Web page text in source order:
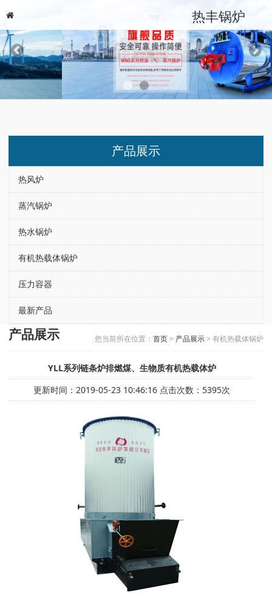
热丰锅炉
产品展示
热风炉
蒸汽锅炉
热水锅炉
有机热载体锅炉
压力容器
最新产品
产品展示 您当前所在位置： 首页> 产品展示> 有机热载体锅炉
YLL系列链条炉排燃煤、生物质有机热载体炉
更新时间：2019-05-23 10:46:16 点击次数：5395次